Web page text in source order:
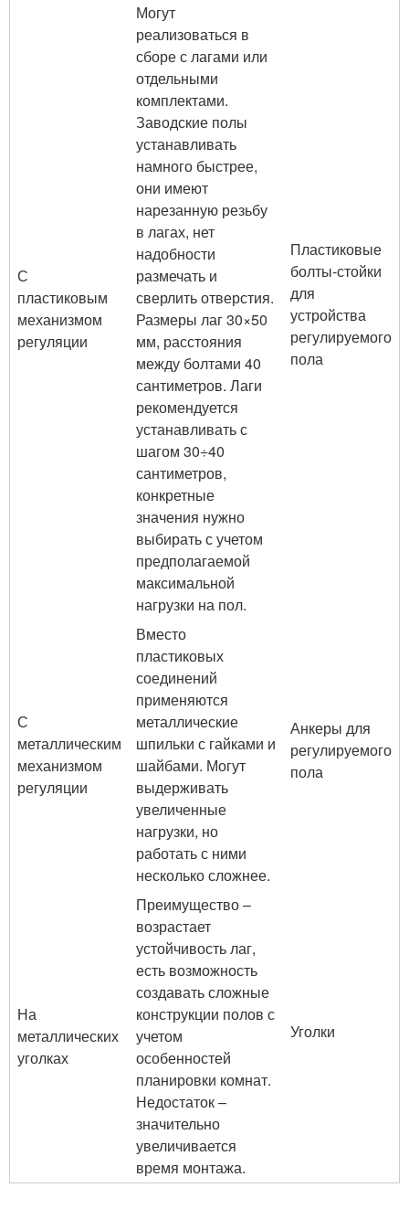
С
пластиковым
механизмом
регуляции
Могут
реализоваться в
сборе с лагами или
отдельными
комплектами.
Заводские полы
устанавливать
намного быстрее,
они имеют
нарезанную резьбу
в лагах, нет
надобности
размечать и
сверлить отверстия.
Размеры лаг 30×50
мм, расстояния
между болтами 40
сантиметров. Лаги
рекомендуется
устанавливать с
шагом 30÷40
сантиметров,
конкретные
значения нужно
выбирать с учетом
предполагаемой
максимальной
нагрузки на пол.
Пластиковые
болты-стойки
для
устройства
регулируемого
пола
С
металлическим
механизмом
регуляции
Вместо
пластиковых
соединений
применяются
металлические
шпильки с гайками и
шайбами. Могут
выдерживать
увеличенные
нагрузки, но
работать с ними
несколько сложнее.
Анкеры для
регулируемого
пола
На
металлических
уголках
Преимущество –
возрастает
устойчивость лаг,
есть возможность
создавать сложные
конструкции полов с
учетом
особенностей
планировки комнат.
Недостаток –
значительно
увеличивается
время монтажа.
Уголки